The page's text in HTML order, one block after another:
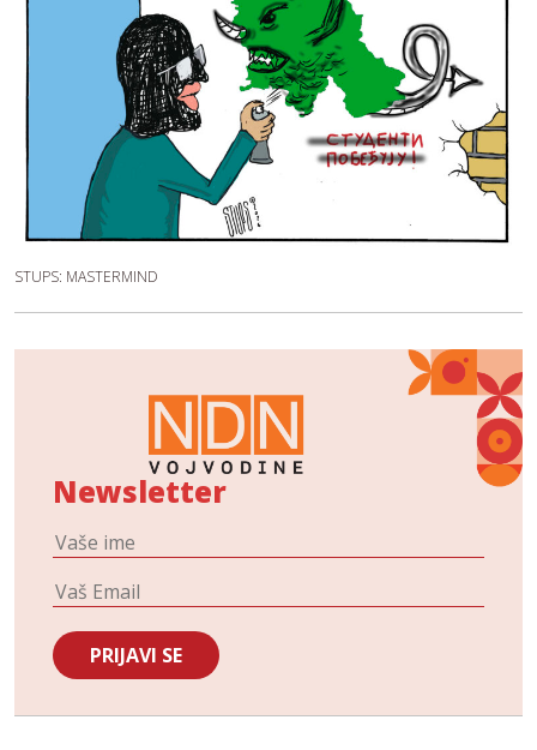
STUPS: MASTERMIND
Newsletter